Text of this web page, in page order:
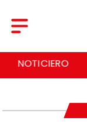
NOTICIERO